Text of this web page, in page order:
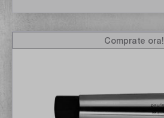
Comprate ora!